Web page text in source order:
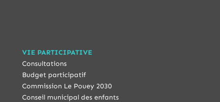
VIE PARTICIPATIVE
Consultations
Budget participatif
Commission Le Pouey 2030
Conseil municipal des enfants